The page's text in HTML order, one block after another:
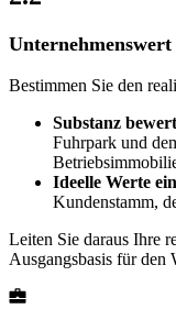
Bestimmen Sie den
Substanz
Fuhrpark und
Ideelle Werte
Kundenstamm,
Leiten Sie daraus Ihre
Ausgangsbasis für den